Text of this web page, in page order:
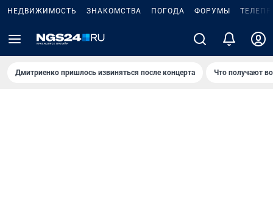
НЕДВИЖИМОСТЬ ЗНАКОМСТВА ПОГОДА ФОРУМЫ
Дмитриенко пришлось извиняться после концертa Что получают